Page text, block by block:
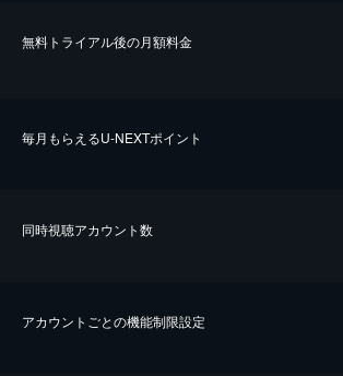
無料トライアル後の⽉額料金
毎⽉もらえるU-NEXTポイント
同時視聴アカウント数
アカウントごとの機能制限設定